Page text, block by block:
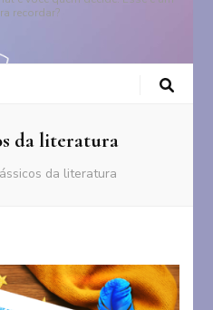
recordar?
da literatura
da literatura